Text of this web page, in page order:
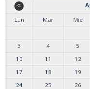
Lun
Mar Mie
3
4 5
10
11 12
17
18 19
24
25 26